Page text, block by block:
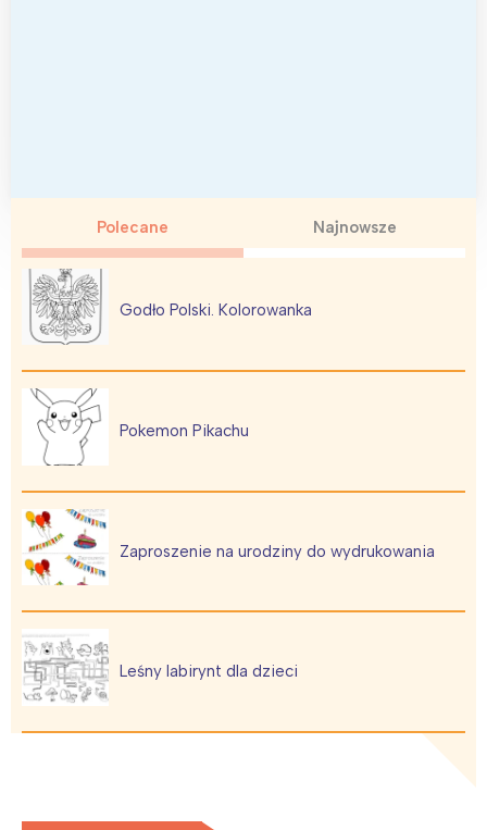
Polecane Najnowsze
Godło Polski. Kolorowanka
Pokemon Pikachu
Zaproszenie na urodziny do wydrukowania
Leśny labirynt dla dzieci